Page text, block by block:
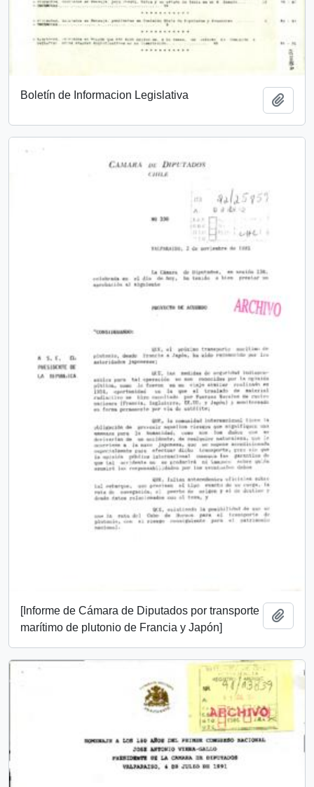
Boletín de Informacion Legislativa
[Informe de Cámara de Diputados por transporte
marítimo de plutonio de Francia y Japón]